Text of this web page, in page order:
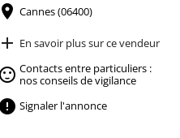
Cannes (06400)
En savoir plus sur ce vendeur
Contacts entre particuliers :
nos conseils de vigilance
Signaler l'annonce